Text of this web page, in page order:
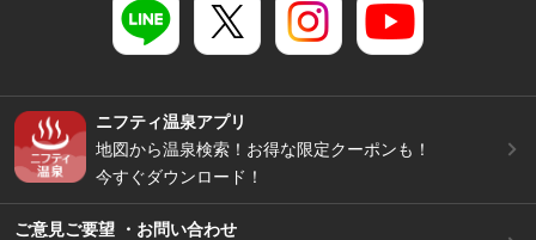
ニフティ温泉アプリ
地図から温泉検索！お得な限定クーポンも！
今すぐダウンロード！
ご意見ご要望 ・お問い合わせ